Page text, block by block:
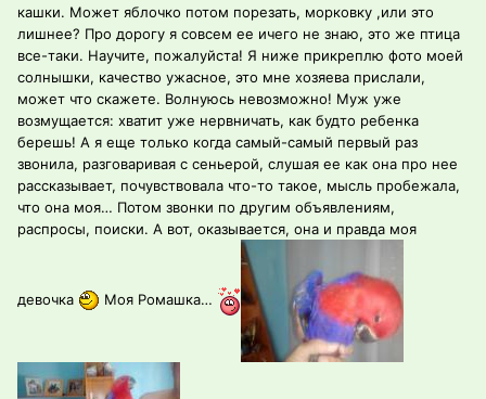
кашки. Может яблочко потом порезать, морковку ,или это
лишнее? Про дорогу я совсем ее ичего не знаю, это же птица
все-таки. Научите, пожалуйста! Я ниже прикреплю фото моей
солнышки, качество ужасное, это мне хозяева прислали,
может что скажете. Волнуюсь невозможно! Муж уже
возмущается: хватит уже нервничать, как будто ребенка
берешь! А я еще только когда самый-самый первый раз
звонила, разговаривая с сеньерой, слушая ее как она про нее
рассказывает, почувствовала что-то такое, мысль пробежала,
что она моя… Потом звонки по другим объявлениям,
распросы, поиски. А вот, оказывается, она и правда моя
девочка Моя Ромашка…